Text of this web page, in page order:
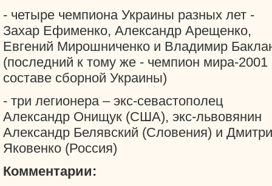
- четыре чемпиона Украины разных лет -
Захар Ефименко, Александр Арещенко,
Евгений Мирошниченко и Владимир
(последний к тому же - чемпион мира-2001
составе сборной Украины)
- три легионера – экс-севастополец
Александр Онищук (США), экс-львовянин
Александр Белявский (Словения) и
Яковенко (Россия)
Комментарии: